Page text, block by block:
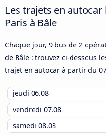
Les trajets en
Paris à Bâle
Chaque jour, 9 bus de 2
de Bâle : trouvez ci-dessous
trajet en autocar à partir du
jeudi 06.08
vendredi 07.08
samedi 08.08